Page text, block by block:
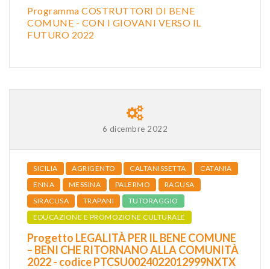
Programma COSTRUTTORI DI BENE
COMUNE - CON I GIOVANI VERSO IL
FUTURO 2022
6 dicembre 2022
SICILIA AGRIGENTO CALTANISSETTA
CATANIA
ENNA
MESSINA PALERMO
RAGUSA
SIRACUSA
TRAPANI
TUTORAGGIO
EDUCAZIONE E PROMOZIONE CULTURALE
Progetto LEGALITÀ PER IL BENE COMUNE
– BENI CHE RITORNANO ALLA COMUNITÀ
2022 - codice PTCSU0024022012999NXTX